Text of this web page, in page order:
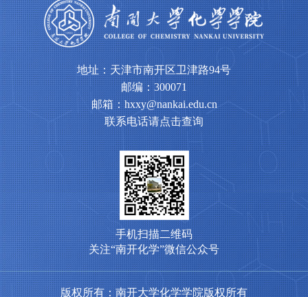
地址：天津市南开区卫津路94号
邮编：300071
邮箱：hxxy@nankai.edu.cn
联系电话请点击查询
手机扫描二维码
关注“南开化学”微信公众号
版权所有：南开大学化学学院版权所有